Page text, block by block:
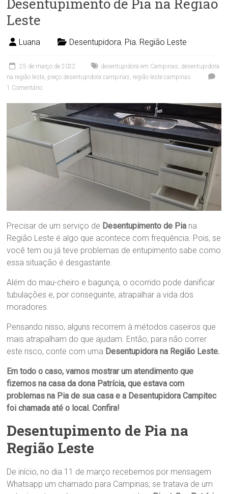
Desentupimento de Pia na Região
Leste
Luana Desentupidora, Pia, Região Leste
25 de março de 2022 desentupidora em Campinas, desentupidora
na região leste, preço desentupidora campinas, região leste campinas
1 Comentário
Precisar de um serviço de Desentupimento de Pia na
Região Leste é algo que acontece com frequência. Pois, se
você tem ou já teve problemas de entupimento sabe como
essa situação é desgastante.
Além do mau-cheiro e bagunça, o ocorrido pode danificar
tubulações e, por conseguinte, atrapalhar a vida dos
moradores.
Pensando nisso, alguns recorrem à métodos caseiros que
mais atrapalham do que ajudam. Então, para não correr
este risco, conte com uma Desentupidora na Região Leste.
Em todo o caso, vamos mostrar um atendimento que
fizemos na casa da dona Patrícia, que estava com
problemas na Pia de sua casa e a Desentupidora Campitec
foi chamada até o local. Confira!
Desentupimento de Pia na
Região Leste
De início, no dia 11 de março recebemos por mensagem
Whatsapp um chamado para Campinas; se tratava de um